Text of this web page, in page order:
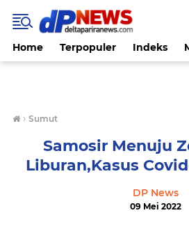
Home Terpopuler Indeks
› Sumut
Samosir Menuju
Liburan,Kasus
DP News
09 Mei 2022